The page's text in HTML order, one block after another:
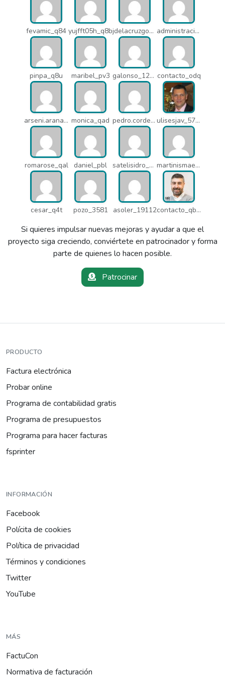
fevamic_q84 yujfft05h_q8b jdelacruzgonzalez2015_q8e administracion_pua
pinpa_q8u maribel_pv3 galonso_12031 contacto_odq
arseni.arana_16484 monica_qad pedro.corderonunez_qab ulisesjav_5758
romarose_qal daniel_pbl satelisidro_pt5 martinismaelima_qbd
cesar_q4t pozo_3581 asoler_19112 contacto_qbw
Si quieres impulsar nuevas mejoras y ayudar a que el
proyecto siga creciendo, conviértete en patrocinador y forma
parte de quienes lo hacen posible.
Patrocinar
PRODUCTO
Factura electrónica
Probar online
Programa de contabilidad gratis
Programa de presupuestos
Programa para hacer facturas
fsprinter
INFORMACIÓN
Facebook
Polícita de cookies
Política de privacidad
Términos y condiciones
Twitter
YouTube
MÁS
FactuCon
Normativa de facturación